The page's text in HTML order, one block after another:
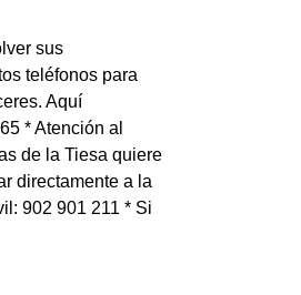
sus
teléfonos para
Aquí
* Atención al
de la Tiesa quiere
directamente a la
902 901 211 * Si